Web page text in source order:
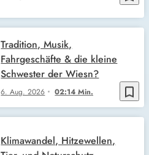
bookmark_border
6. Aug. 2026 02:14 Min.
Tradition, Musik,
Fahrgeschäfte & die kleine
Schwester der Wiesn?
Klimawandel, Hitzewellen,